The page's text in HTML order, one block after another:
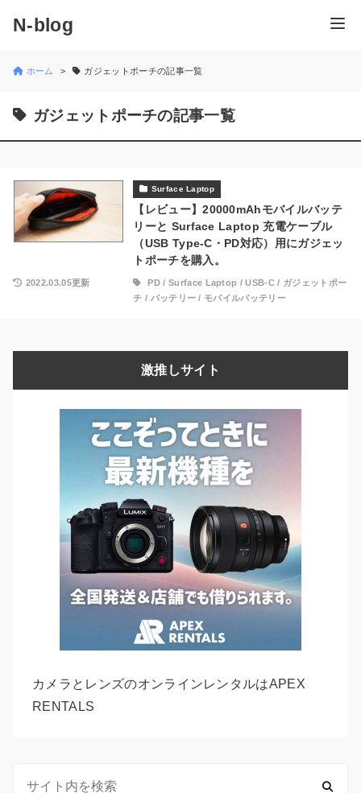
N-blog
ホーム ガジェットポーチの記事一覧
ガジェットポーチの記事一覧
Surface Laptop
【レビュー】20000mAhモバイルバッテ
リーと Surface Laptop 充電ケーブル
（USB Type-C・PD対応）用にガジェッ
トポーチを購入。
2022.03.05更新 PD / Surface Laptop /USB-C / ガジェットポー
チ / バッテリー / モバイルバッテリー
激推しサイト
カメラとレンズのオンラインレンタルはAPEX
RENTALS